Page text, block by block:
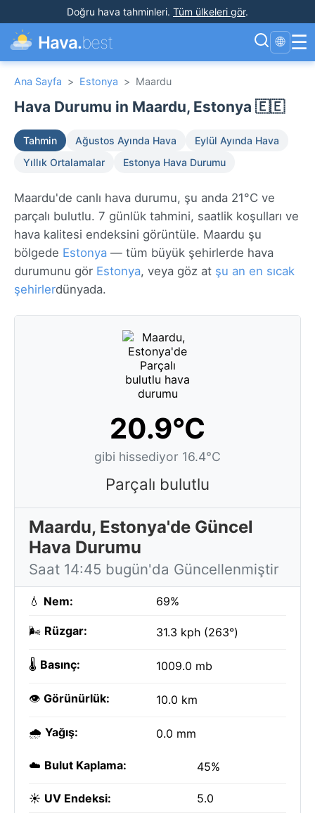
Doğru hava tahminleri. Tüm ülkeleri gör.
Hava.best 🌐 ☰
Ana Sayfa > Estonya > Maardu
Hava Durumu in Maardu, Estonya 🇪🇪
Tahmin Ağustos Ayında Hava
Eylül Ayında Hava
Yıllık Ortalamalar
Estonya Hava Durumu
Maardu'de canlı hava durumu, şu anda 21°C ve
parçalı bulutlu. 7 günlük tahmini, saatlik koşulları ve
hava kalitesi endeksini görüntüle. Maardu şu
bölgede Estonya — tüm büyük şehirlerde hava
durumunu gör Estonya, veya göz at şu an en sıcak
şehirlerdünyada.
20.9°C
gibi hissediyor 16.4°C
Parçalı bulutlu
Maardu, Estonya'de Güncel
Hava Durumu
Saat 14:45 bugün'da Güncellenmiştir
💧 Nem: 69%
🌬️ Rüzgar: 31.3 kph (263°)
🌡️ Basınç: 1009.0 mb
👁️ Görünürlük: 10.0 km
🌧️ Yağış: 0.0 mm
☁️ Bulut Kaplama: 45%
☀️ UV Endeksi: 5.0